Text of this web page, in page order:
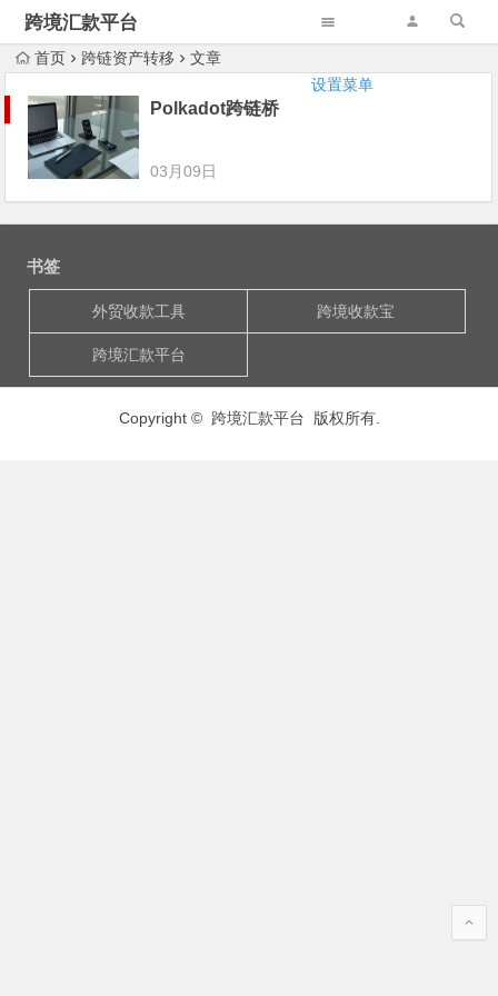
跨境汇款平台
设置菜单
首页 跨链资产转移 文章
Polkadot跨链桥
03月09日
书签
外贸收款工具 跨境收款宝
跨境汇款平台
Copyright © 跨境汇款平台 版权所有.